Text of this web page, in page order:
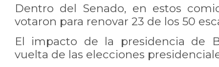
Dentro del Senado, en estos
votaron para renovar 23 de los 50
El impacto de la presidencia de
vuelta de las elecciones